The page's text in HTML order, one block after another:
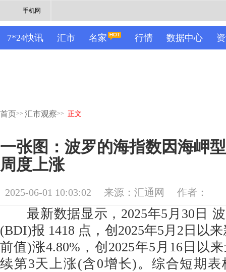
手机网
7*24快讯 汇市 名家 行情 数据中心
首页>> 汇市观察>> 正文
一张图：波罗的海指数因海岬
周度上涨
2025-06-01 10:03:02 来源：汇通网 作者：
最新数据显示，2025年5月30日 波
(BDI)报 1418 点，创2025年5月2日以
前值)涨4.80%，创2025年5月16日以
续第3天上涨(含0增长)。综合短期表